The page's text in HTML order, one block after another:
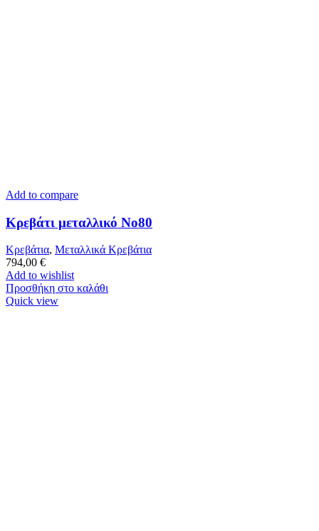
Add to compare
Κρεβάτι μεταλλικό Νο80
Κρεβάτια, Μεταλλικά Κρεβάτια
794,00 €
Add to wishlist
Προσθήκη στο καλάθι
Quick view